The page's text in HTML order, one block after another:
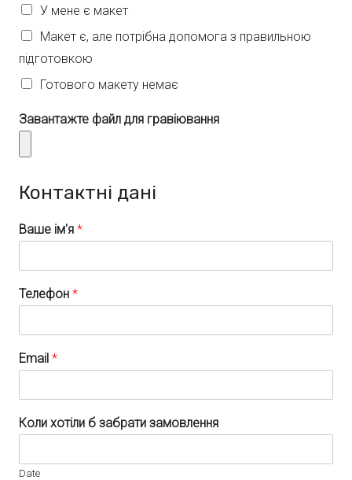
У мене є макет
Макет є, але потрібна допомога з правильною
підготовкою
Готового макету немає
Завантажте файл для гравіювання
Контактні дані
Ваше ім'я *
Телефон *
Email *
Коли хотіли б забрати замовлення
Date